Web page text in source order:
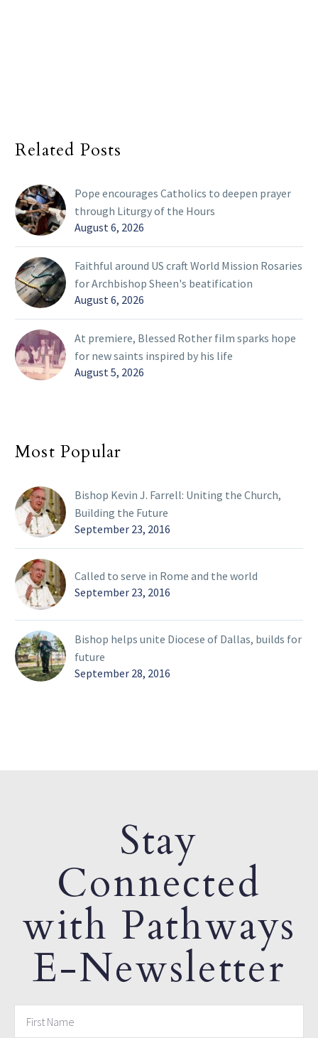
Related Posts
Pope encourages Catholics to deepen prayer
through Liturgy of the Hours
August 6, 2026
Faithful around US craft World Mission Rosaries
for Archbishop Sheen's beatification
August 6, 2026
At premiere, Blessed Rother film sparks hope
for new saints inspired by his life
August 5, 2026
Most Popular
Bishop Kevin J. Farrell: Uniting the Church,
Building the Future
September 23, 2016
Called to serve in Rome and the world
September 23, 2016
Bishop helps unite Diocese of Dallas, builds for
future
September 28, 2016
Stay
Connected
with Pathways
E-Newsletter